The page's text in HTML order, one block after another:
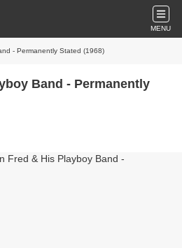
MENU
- Permanently Stated (1968)
Band - Permanently